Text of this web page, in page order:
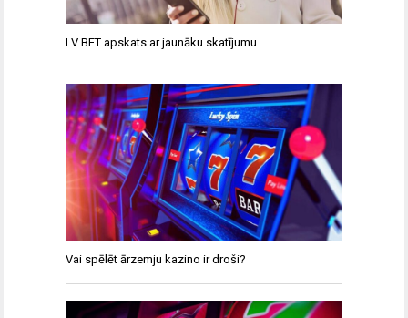
LV BET apskats ar jaunāku skatījumu
Vai spēlēt ārzemju kazino ir droši?